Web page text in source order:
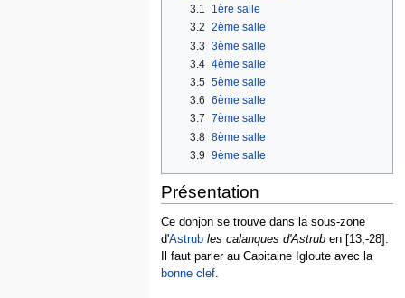
3.1
1ère salle
3.2 2ème salle
3.3 3ème salle
3.4 4ème salle
3.5 5ème salle
3.6 6ème salle
3.7 7ème salle
3.8 8ème salle
3.9 9ème salle
Présentation
Ce donjon se trouve dans la sous-zone
d'Astrub les calanques d'Astruben [13,-28].
Il faut parler au Capitaine Igloute avec la
bonne clef.